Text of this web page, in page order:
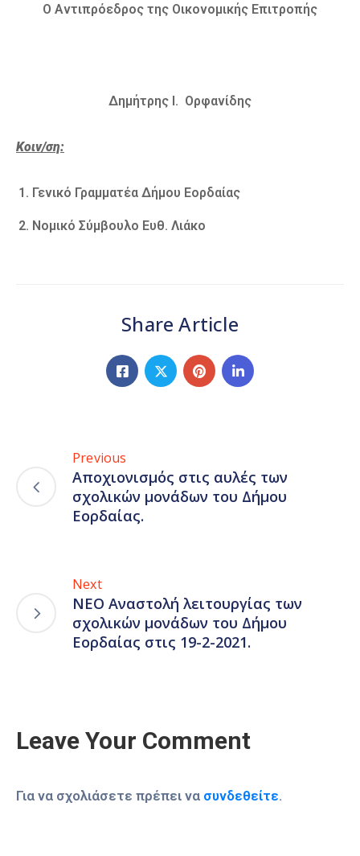
Ο Αντιπρόεδρος της Οικονομικής Επιτροπής
Δημήτρης I. Ορφανίδης
Κοιν/ση:
Γενικό Γραμματέα Δήμου Εορδαίας
Νομικό Σύμβουλο Ευθ. Λιάκο
Share Article
Previous
Αποχιονισμός στις αυλές των
σχολικών μονάδων του Δήμου
Εορδαίας.
Next
ΝΕΟ Αναστολή λειτουργίας των
σχολικών μονάδων του Δήμου
Εορδαίας στις 19-2-2021.
Leave Your Comment
Για να σχολιάσετε πρέπει να συνδεθείτε.